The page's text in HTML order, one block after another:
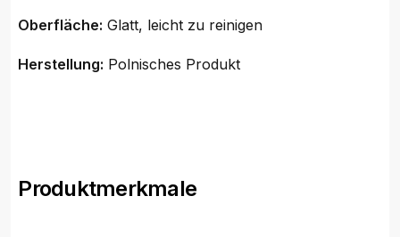
Oberfläche: Glatt, leicht zu reinigen
Herstellung: Polnisches Produkt
Produktmerkmale